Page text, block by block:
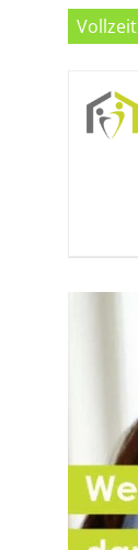
Vollzeit